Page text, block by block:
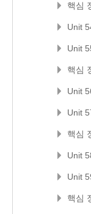
핵심
Unit
Unit
핵심
Unit
Unit
핵심
Unit
Unit
핵심